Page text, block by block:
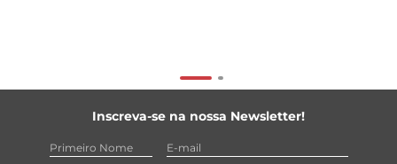
Inscreva-se na nossa Newsletter!